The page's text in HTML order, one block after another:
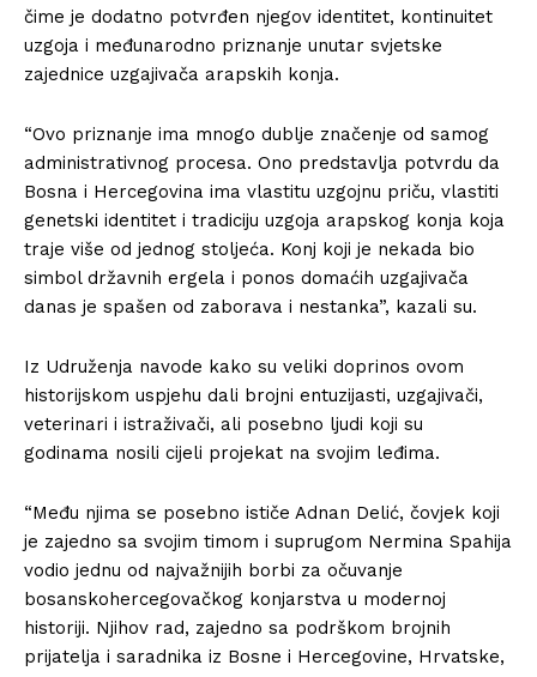
čime je dodatno potvrđen njegov identitet, kontinuitet
uzgoja i međunarodno priznanje unutar svjetske
zajednice uzgajivača arapskih konja.
“Ovo priznanje ima mnogo dublje značenje od samog
administrativnog procesa. Ono predstavlja potvrdu da
Bosna i Hercegovina ima vlastitu uzgojnu priču, vlastiti
genetski identitet i tradiciju uzgoja arapskog konja koja
traje više od jednog stoljeća. Konj koji je nekada bio
simbol državnih ergela i ponos domaćih uzgajivača
danas je spašen od zaborava i nestanka”, kazali su.
Iz Udruženja navode kako su veliki doprinos ovom
historijskom uspjehu dali brojni entuzijasti, uzgajivači,
veterinari i istraživači, ali posebno ljudi koji su
godinama nosili cijeli projekat na svojim leđima.
“Među njima se posebno ističe Adnan Delić, čovjek koji
je zajedno sa svojim timom i suprugom Nermina Spahija
vodio jednu od najvažnijih borbi za očuvanje
bosanskohercegovačkog konjarstva u modernoj
historiji. Njihov rad, zajedno sa podrškom brojnih
prijatelja i saradnika iz Bosne i Hercegovine, Hrvatske,